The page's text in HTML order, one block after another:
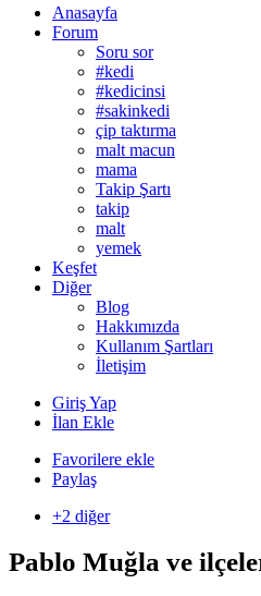
Anasayfa
Forum
Soru sor
#kedi
#kedicinsi
#sakinkedi
çip taktırma
malt macun
mama
Takip Şartı
takip
malt
yemek
Keşfet
Diğer
Blog
Hakkımızda
Kullanım Şartları
İletişim
Giriş Yap
İlan Ekle
Favorilere ekle
Paylaş
+2 diğer
Pablo Muğla ve